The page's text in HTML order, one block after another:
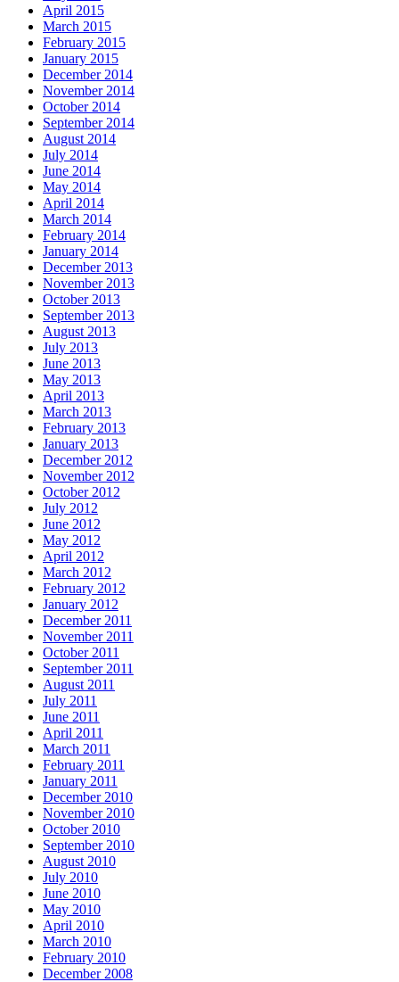
April 2015
March 2015
February 2015
January 2015
December 2014
November 2014
October 2014
September 2014
August 2014
July 2014
June 2014
May 2014
April 2014
March 2014
February 2014
January 2014
December 2013
November 2013
October 2013
September 2013
August 2013
July 2013
June 2013
May 2013
April 2013
March 2013
February 2013
January 2013
December 2012
November 2012
October 2012
July 2012
June 2012
May 2012
April 2012
March 2012
February 2012
January 2012
December 2011
November 2011
October 2011
September 2011
August 2011
July 2011
June 2011
April 2011
March 2011
February 2011
January 2011
December 2010
November 2010
October 2010
September 2010
August 2010
July 2010
June 2010
May 2010
April 2010
March 2010
February 2010
December 2008